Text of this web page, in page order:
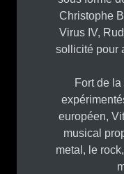
Christophe
Virus IV,
sollicité pour
Fort de
européen,
musical
metal, le